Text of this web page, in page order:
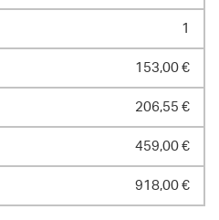
1
153,00 €
206,55 €
459,00 €
918,00 €